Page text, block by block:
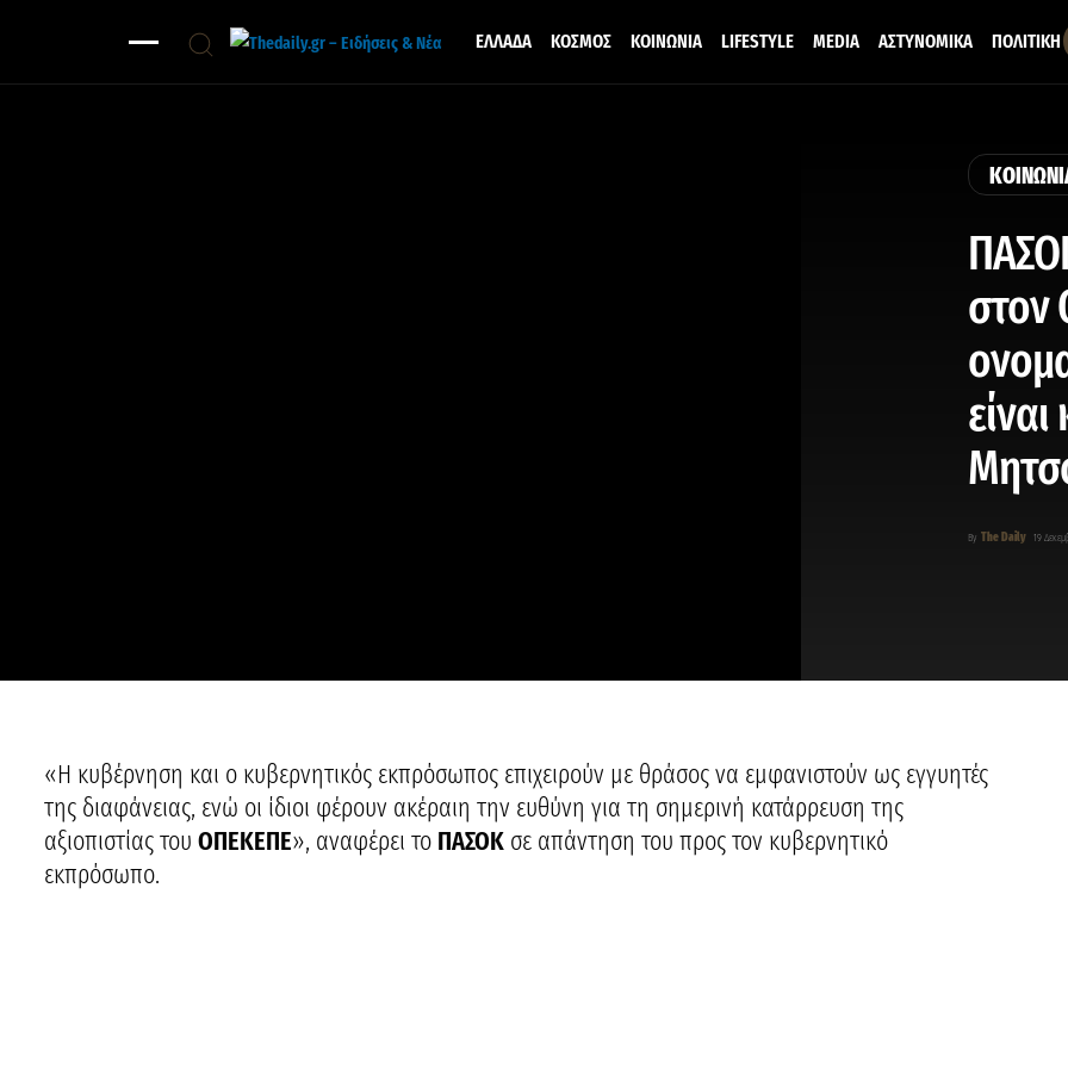
ΕΛΛΑΔΑ ΚΟΣΜΟΣ ΚΟΙΝΩΝΙΑ LIFESTYLE MEDIA ΑΣΤΥΝΟΜΙΚΑ ΠΟΛΙΤΙΚΗ
στον
By The Daily 19
«Η κυβέρνηση και ο κυβερνητικός εκπρόσωπος επιχειρούν με θράσος να εμφανιστούν ως εγγυητές
της διαφάνειας, ενώ οι ίδιοι φέρουν ακέραιη την ευθύνη για τη σημερινή κατάρρευση της
αξιοπιστίας του ΟΠΕΚΕΠΕ», αναφέρει το ΠΑΣΟΚ σε απάντηση του προς τον κυβερνητικό
εκπρόσωπο.